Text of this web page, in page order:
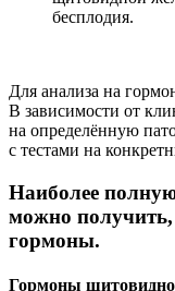
бесплодия.
Для анализа на
В зависимости от
на определённую
с тестами на
Наиболее
можно
гормоны.
Гормоны